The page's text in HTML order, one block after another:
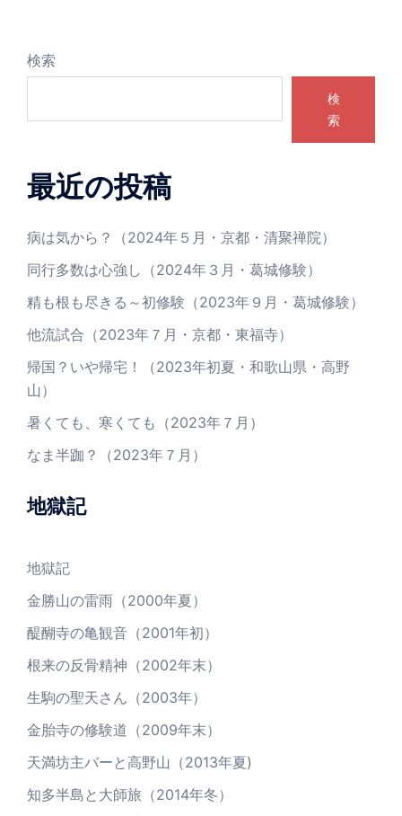
検索
検
索
最近の投稿
病は気から？（2024年５月・京都・清聚禅院）
同行多数は心強し（2024年３月・葛城修験）
精も根も尽きる～初修験（2023年９月・葛城修験）
他流試合（2023年７月・京都・東福寺）
帰国？いや帰宅！（2023年初夏・和歌山県・高野
山）
暑くても、寒くても（2023年７月）
なま半跏？（2023年７月）
地獄記
地獄記
金勝山の雷雨（2000年夏）
醍醐寺の亀観音（2001年初）
根来の反骨精神（2002年末）
生駒の聖天さん（2003年）
金胎寺の修験道（2009年末）
天満坊主バーと高野山（2013年夏)
知多半島と大師旅（2014年冬）